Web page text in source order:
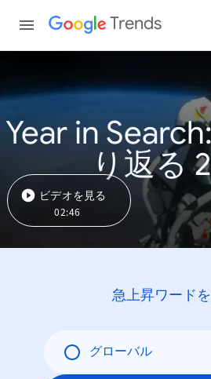
Trends
Year in
り返る
ビデオを見る
02:46
急上昇ワード
グローバル